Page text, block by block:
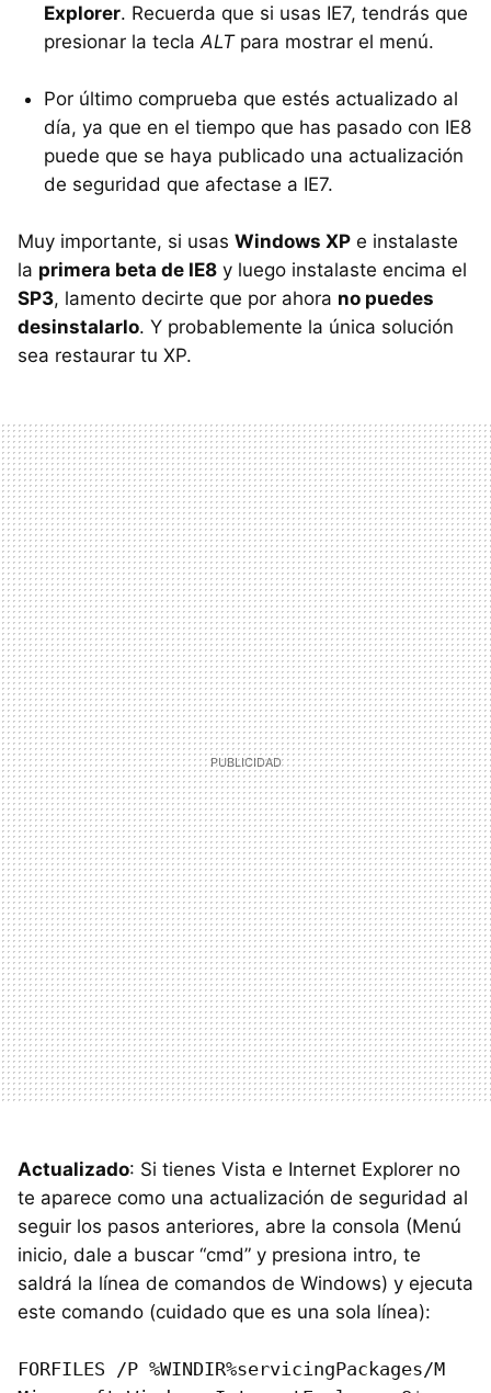
Explorer. Recuerda que si usas IE7, tendrás que
presionar la tecla ALTpara mostrar el menú.
Por último comprueba que estés actualizado al
día, ya que en el tiempo que has pasado con IE8
puede que se haya publicado una actualización
de seguridad que afectase a IE7.
Muy importante, si usas Windows XP e instalaste
la primera beta de IE8 y luego instalaste encima el
SP3, lamento decirte que por ahora no puedes
desinstalarlo. Y probablemente la única solución
sea restaurar tu XP.
Actualizado: Si tienes Vista e Internet Explorer no
te aparece como una actualización de seguridad al
seguir los pasos anteriores, abre la consola (Menú
inicio, dale a buscar “cmd” y presiona intro, te
saldrá la línea de comandos de Windows) y ejecuta
este comando (cuidado que es una sola línea):
FORFILES /P %WINDIR%servicingPackages/M